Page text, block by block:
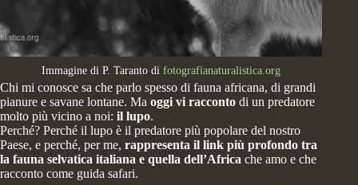
Immagine di P. Taranto difotografianaturalistica.org
Chi mi conosce sa che parlo spesso di fauna africana, di grandi
pianure e savane lontane. Ma oggi vi racconto di un predatore
molto più vicino a noi: il lupo.
Perché? Perché il lupo è il predatore più popolare del nostro
Paese, e perché, per me, rappresenta il link più profondo tra
la fauna selvatica italiana e quella dell’Africa che amo e che
racconto come guida safari.